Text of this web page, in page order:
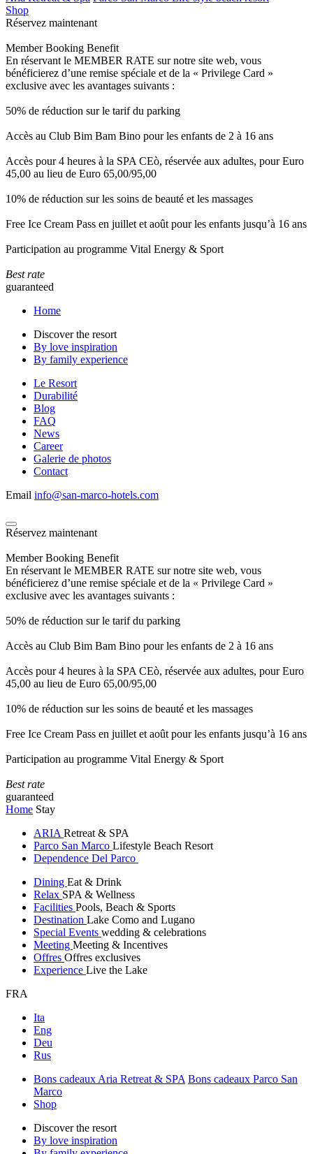
Shop
Réservez maintenant
Member Booking Benefit
En réservant le MEMBER RATE sur notre site web, vous
bénéficierez d’une remise spéciale et de la « Privilege Card »
exclusive avec les avantages suivants :
50% de réduction sur le tarif du parking
Accès au Club Bim Bam Bino pour les enfants de 2 à 16 ans
Accès pour 4 heures à la SPA CEò, réservée aux adultes, pour Euro
45,00 au lieu de Euro 65,00/95,00
10% de réduction sur les soins de beauté et les massages
Free Ice Cream Pass en juillet et août pour les enfants jusqu’à 16 ans
Participation au programme Vital Energy & Sport
Best rate
guaranteed
Home
Discover the resort
By love inspiration
By family experience
Le Resort
Durabilité
Blog
FAQ
News
Career
Galerie de photos
Contact
Email info@san-marco-hotels.com
Réservez maintenant
Member Booking Benefit
En réservant le MEMBER RATE sur notre site web, vous
bénéficierez d’une remise spéciale et de la « Privilege Card »
exclusive avec les avantages suivants :
50% de réduction sur le tarif du parking
Accès au Club Bim Bam Bino pour les enfants de 2 à 16 ans
Accès pour 4 heures à la SPA CEò, réservée aux adultes, pour Euro
45,00 au lieu de Euro 65,00/95,00
10% de réduction sur les soins de beauté et les massages
Free Ice Cream Pass en juillet et août pour les enfants jusqu’à 16 ans
Participation au programme Vital Energy & Sport
Best rate
guaranteed
Home Stay
ARIA Retreat & SPA
Parco San Marco Lifestyle Beach Resort
Dependence Del Parco
Dining Eat & Drink
Relax SPA & Wellness
Facilities Pools, Beach & Sports
Destination Lake Como and Lugano
Special Events wedding & celebrations
Meeting Meeting & Incentives
Offres Offres exclusives
Experience Live the Lake
FRA
Ita
Eng
Deu
Rus
Bons cadeaux Aria Retreat & SPA Bons cadeaux Parco San
Marco
Shop
Discover the resort
By love inspiration